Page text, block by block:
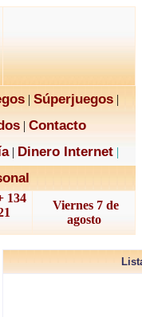
| Súperjuegos|
| Contacto
| Dinero Internet |
134
Viernes 7 de
agosto